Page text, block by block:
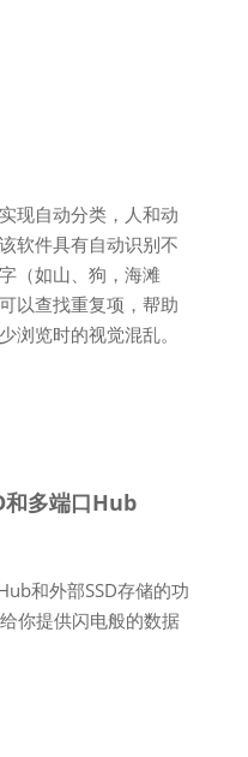
现自动分类，人和动
软件具有自动识别不
（如山、狗，海滩
以查找重复项，帮助
浏览时的视觉混乱。
多端口Hub
和外部SSD存储的功
你提供闪电般的数据